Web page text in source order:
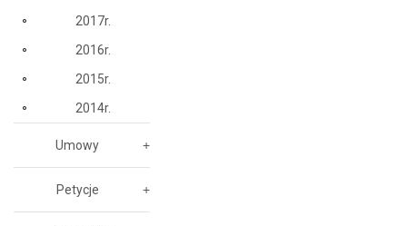
2017r.
2016r.
2015r.
2014r.
Umowy
Petycje